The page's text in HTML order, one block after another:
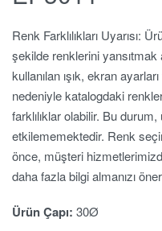
Renk Farklılıkları Uyarısı:
şekilde renklerini
kullanılan ışık, ekran
nedeniyle katalogdaki
farklılıklar olabilir. Bu
etkilememektedir. Renk
önce, müşteri
daha fazla bilgi almanızı
Ürün Çapı: 30Ø